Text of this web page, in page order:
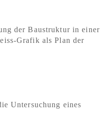
der Baustruktur in einer
Grafik als Plan der
Untersuchung eines